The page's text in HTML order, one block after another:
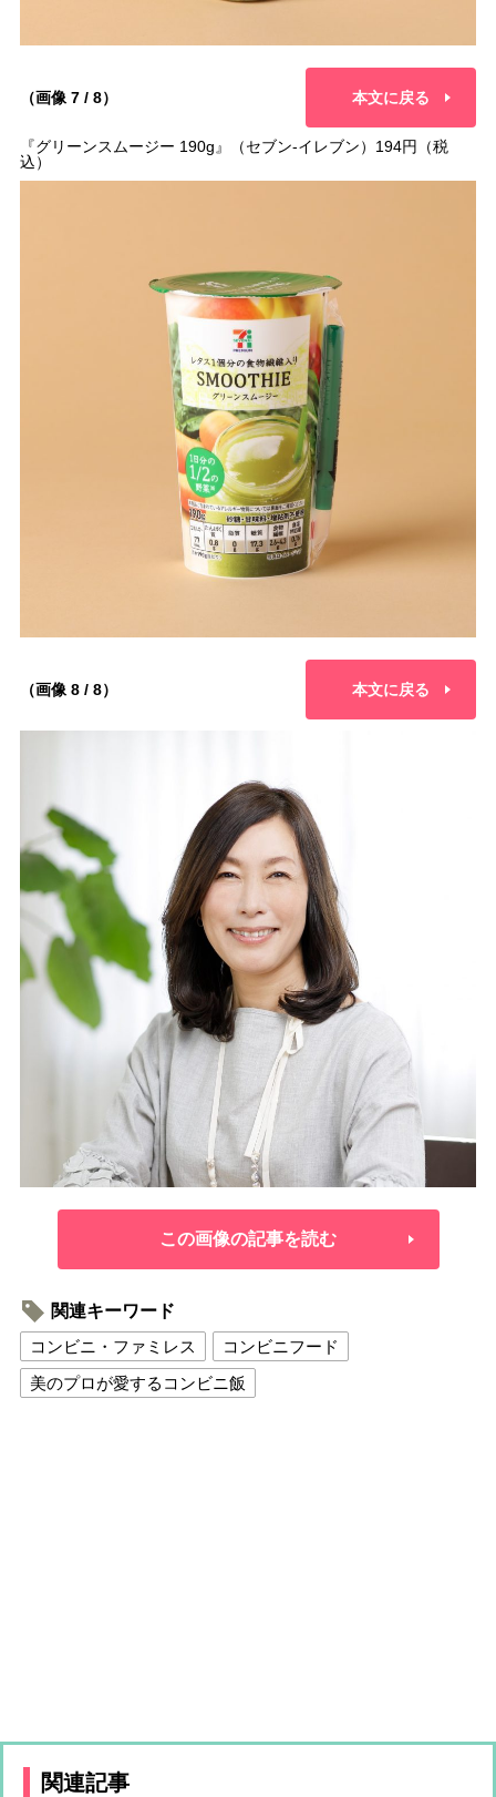
（画像 7 / 8） 本文に戻る
『グリーンスムージー 190g』（セブン-イレブン）194円（税
込）
（画像 8 / 8） 本文に戻る
この画像の記事を読む
関連キーワード
コンビニ・ファミレス
コンビニフード
美のプロが愛するコンビニ飯
関連記事